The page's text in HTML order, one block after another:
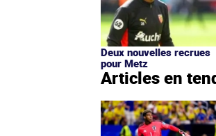
Deux nouvelles recrues
pour Metz
Articles en